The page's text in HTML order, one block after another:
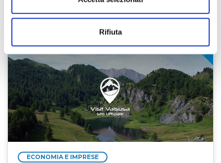
Rifiuta
Cuore delle Alpi”, un progetto che interessa
il territorio …
17 set 2021 Enzo Gioberto
ECONOMIA E IMPRESE